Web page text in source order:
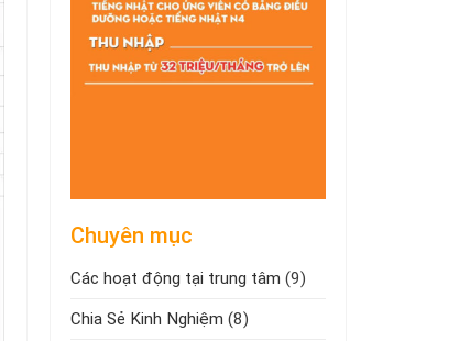
Chuyên mục
Các hoạt động tại trung tâm (9)
Chia Sẻ Kinh Nghiệm (8)